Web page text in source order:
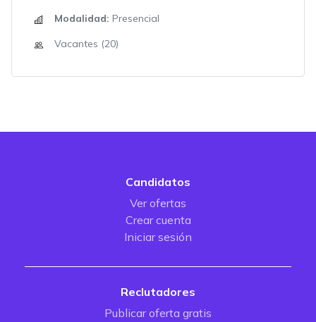
Modalidad: Presencial
Vacantes (20)
Candidatos
Ver ofertas
Crear cuenta
Iniciar sesión
Reclutadores
Publicar oferta gratis